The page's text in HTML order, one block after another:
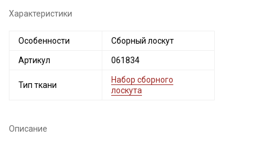
Характеристики
Особенности Сборный лоскут
Артикул 061834
Тип ткани
Набор сборного
лоскута
Описание
Секретная рассылка от Купава
Мы публикуем здесь дополнительные
промокоды и скидки до 30% на узкие
категории тканей